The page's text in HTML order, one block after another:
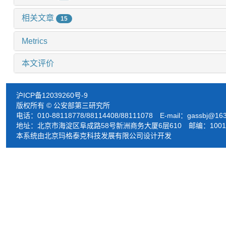
相关文章 15
Metrics
本文评价
沪ICP备12039260号-9
版权所有 © 公安部第三研究所
电话：010-88118778/88114408/88111078 E-mail：
地址：北京市海淀区阜成路58号新洲商务大厦6层610 邮编：
本系统由北京玛格泰克科技发展有限公司设计开发